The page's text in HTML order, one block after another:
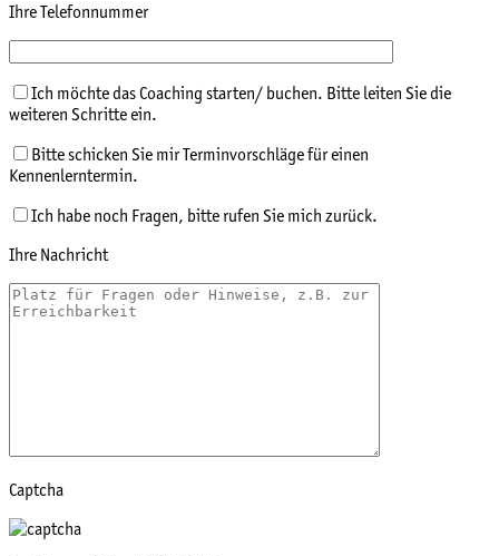
Ihre Telefonnummer
Ich möchte das Coaching starten/ buchen. Bitte leiten Sie die
weiteren Schritte ein.
Bitte schicken Sie mir Terminvorschläge für einen
Kennenlerntermin.
Ich habe noch Fragen, bitte rufen Sie mich zurück.
Ihre Nachricht
Captcha